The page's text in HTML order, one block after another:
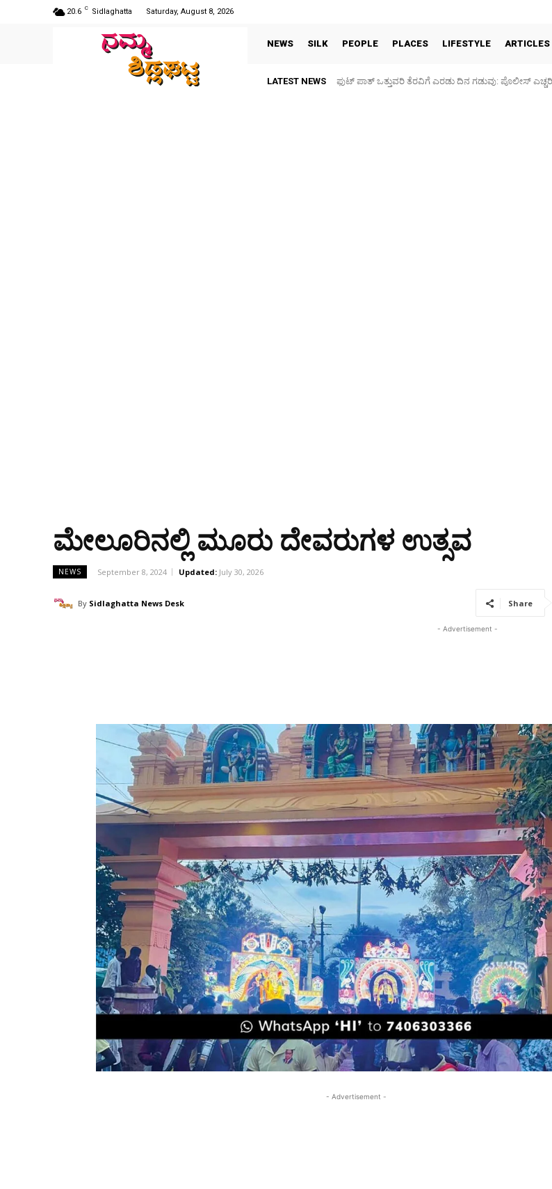
20.6 C Sidlaghatta Saturday, August 8, 2026
NEWS SILK PEOPLE PLACES LIFESTYLE ARTICLES
LATEST NEWS ಪಶು ಆರೋಗ್ಯ ತಪಾಸಣೆ ಶಿಬಿರ: ಕೃಷಿ ವಿದ್ಯಾರ್ಥಿಗಳಿಂದ ಉಚಿತ ಚಿಕಿತ್ಸೆ
ಮೇಲೂರಿನಲ್ಲಿ ಮೂರು ದೇವರುಗಳ ಉತ್ಸವ
NEWS September 8, 2024 Updated: July 30, 2026
By Sidlaghatta News Desk Share
- Advertisement -
- Advertisement -